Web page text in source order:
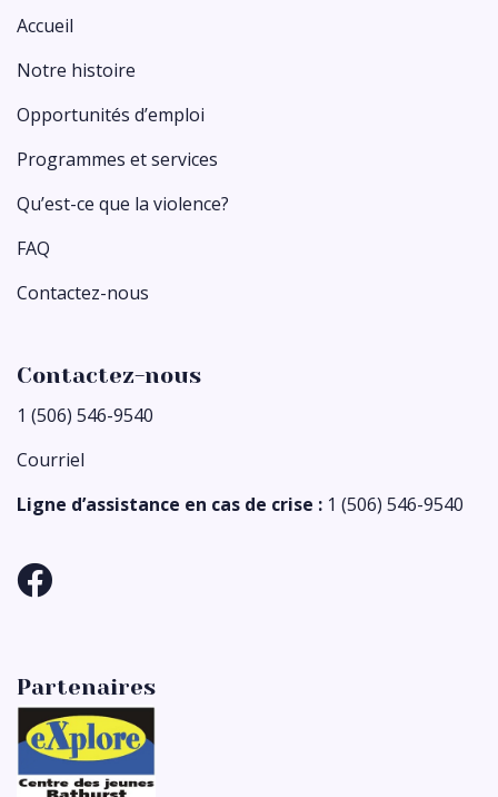
Accueil
Notre histoire
Opportunités d’emploi
Programmes et services
Qu’est-ce que la violence?
FAQ
Contactez-nous
Contactez-nous
1 (506) 546-9540
Courriel
Ligne d’assistance en cas de crise : 1 (506) 546-9540
Partenaires